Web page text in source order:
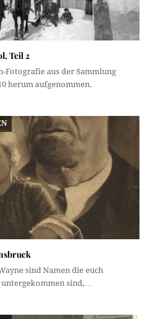
Teil 2
Fotografie aus der Sammlung
herum aufgenommen.
sind Namen die euch
untergekommen sind,…